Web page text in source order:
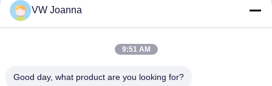
VW Joanna
9:51 AM
Good day, what product are you looking for?